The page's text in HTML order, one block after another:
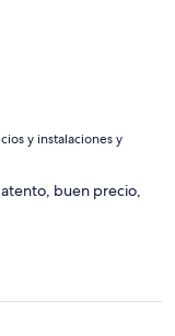
y instalaciones y
buen precio,